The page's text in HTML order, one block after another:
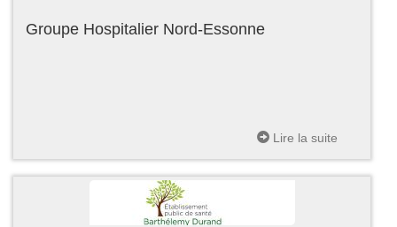
Groupe Hospitalier Nord-Essonne
Lire la suite